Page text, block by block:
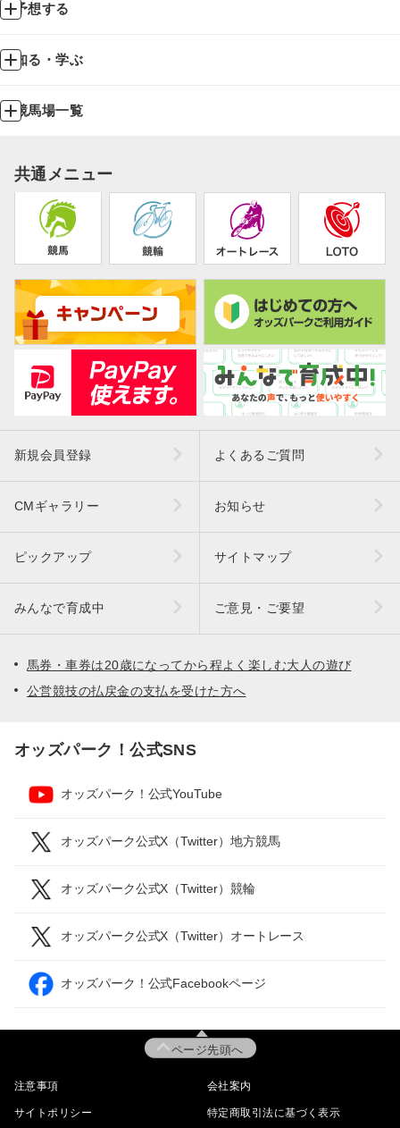
予想する
知る・学ぶ
競馬場一覧
共通メニュー
新規会員登録 よくあるご質問
CMギャラリー お知らせ
ピックアップ サイトマップ
みんなで育成中 ご意見・ご要望
馬券・車券は20歳になってから程よく楽しむ大人の遊び
公営競技の払戻金の支払を受けた方へ
オッズパーク！公式SNS
オッズパーク！公式YouTube
オッズパーク公式X（Twitter）地方競馬
オッズパーク公式X（Twitter）競輪
オッズパーク公式X（Twitter）オートレース
オッズパーク！公式Facebookページ
ページ先頭へ
注意事項 会社案内
サイトポリシー 特定商取引法に基づく表示